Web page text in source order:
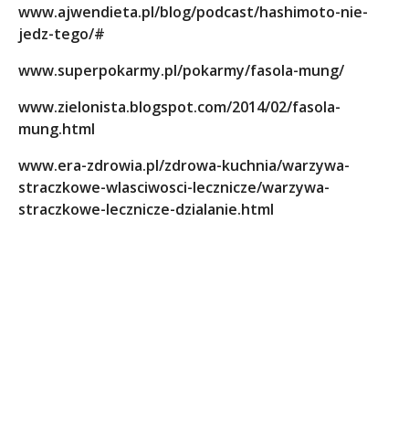
www.ajwendieta.pl/blog/podcast/hashimoto-nie-
jedz-tego/#
www.superpokarmy.pl/pokarmy/fasola-mung/
www.zielonista.blogspot.com/2014/02/fasola-
mung.html
www.era-zdrowia.pl/zdrowa-kuchnia/warzywa-
straczkowe-wlasciwosci-lecznicze/warzywa-
straczkowe-lecznicze-dzialanie.html